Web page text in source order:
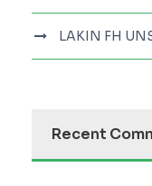
LAKIN FH
Recent